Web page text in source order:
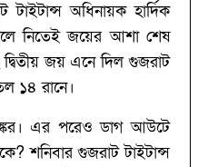
অধিনায়ক হার্দিক
নিতেই জয়ের আশা শেষ
দ্বিতীয় জয় এনে দিল গুজরাট
১৪ রানে।
এর পরেও ডাগ আউটে
শনিবার গুজরাট টাইটান্স